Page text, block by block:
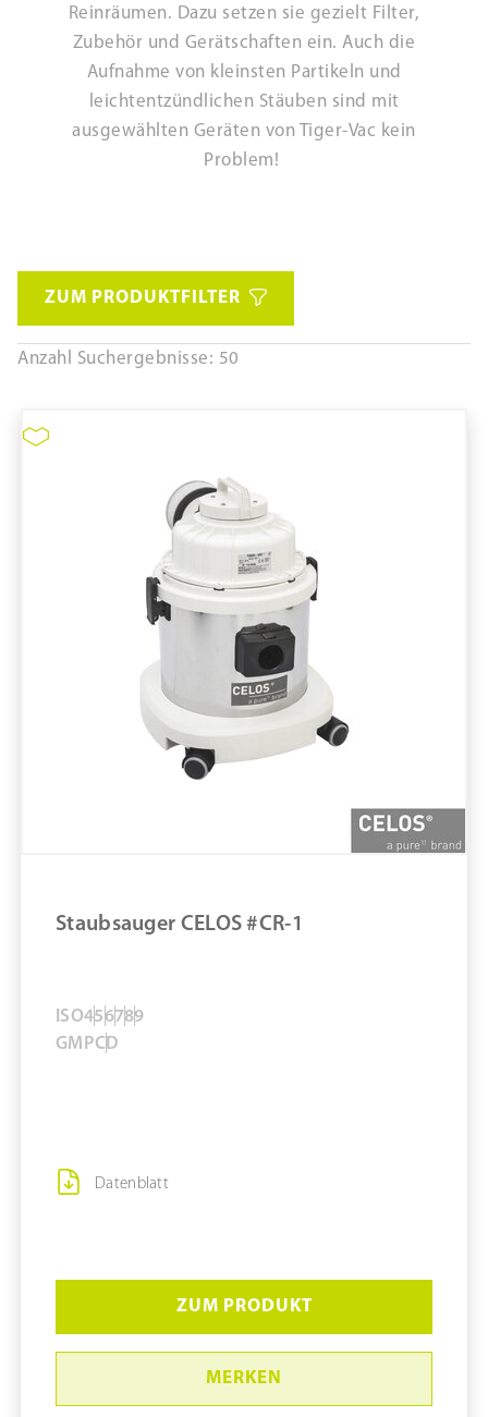
Reinräumen. Dazu setzen sie gezielt Filter,
Zubehör und Gerätschaften ein. Auch die
Aufnahme von kleinsten Partikeln und
leichtentzündlichen Stäuben sind mit
ausgewählten Geräten von Tiger-Vac kein
Problem!
ZUM PRODUKTFILTER
Anzahl Suchergebnisse: 50
Staubsauger CELOS #CR-1
Datenblatt
ISO456789
GMPC D
ZUM PRODUKT
MERKEN